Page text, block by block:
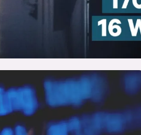
meninger
apputvikling
inn/ut hobby